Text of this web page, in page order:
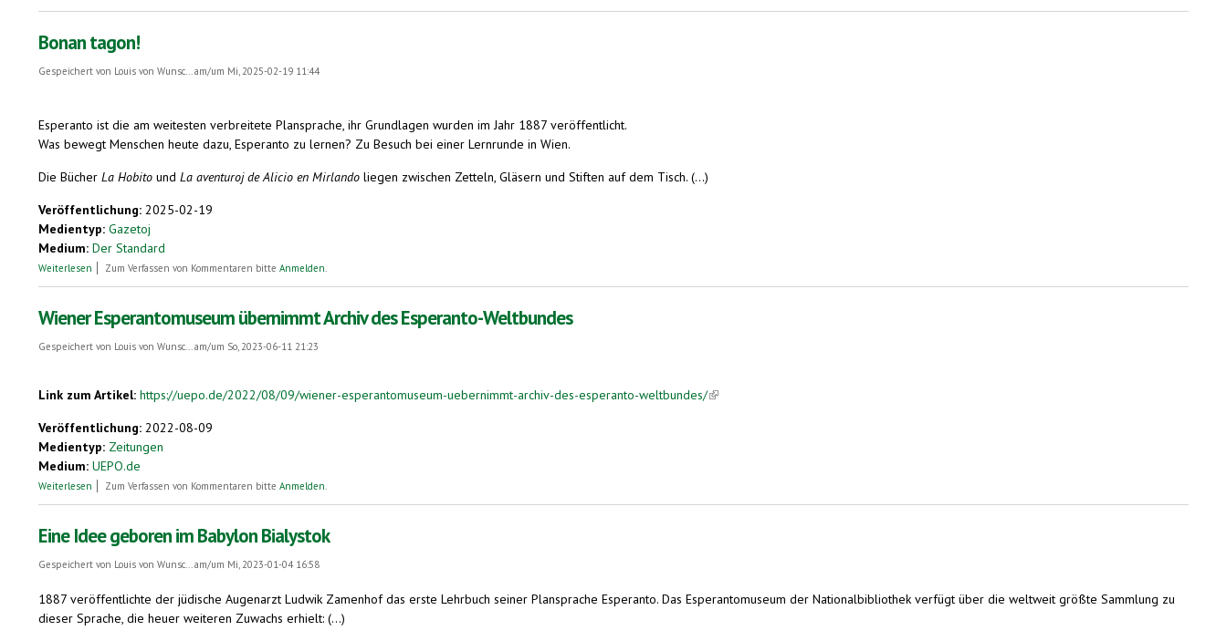
Bonan tagon!
Gespeichert von Louis von Wunsc...am/um Mi, 2025-02-19 11:44
Esperanto ist die am weitesten verbreitete Plansprache, ihr Grundlagen wurden im Jahr 1887 veröffentlicht.
Was bewegt Menschen heute dazu, Esperanto zu lernen? Zu Besuch bei einer Lernrunde in Wien.
Die Bücher La Hobito und La aventuroj de Alicio en Mirlando liegen zwischen Zetteln, Gläsern und Stiften auf dem Tisch. (...)
Veröffentlichung: 2025-02-19
Medientyp: Gazetoj
Medium: Der Standard
Weiterlesen über Bonan tagon!
Zum Verfassen von Kommentaren bitte Anmelden.
Wiener Esperantomuseum übernimmt Archiv des Esperanto-Weltbundes
Gespeichert von Louis von Wunsc...am/um So, 2023-06-11 21:23
Link zum Artikel: https://uepo.de/2022/08/09/wiener-esperantomuseum-uebernimmt-archiv-des-esperanto-weltbundes/(link is external)
Veröffentlichung: 2022-08-09
Medientyp: Zeitungen
Medium: UEPO.de
Weiterlesen über Wiener Esperantomuseum übernimmt Archiv des Esperanto-Weltbundes
Zum Verfassen von Kommentaren bitte Anmelden.
Eine Idee geboren im Babylon Bialystok
Gespeichert von Louis von Wunsc...am/um Mi, 2023-01-04 16:58
1887 veröffentlichte der jüdische Augenarzt Ludwik Zamenhof das erste Lehrbuch seiner Plansprache Esperanto. Das Esperantomuseum der Nationalbibliothek verfügt über die weltweit größte Sammlung zu
dieser Sprache, die heuer weiteren Zuwachs erhielt: (...)